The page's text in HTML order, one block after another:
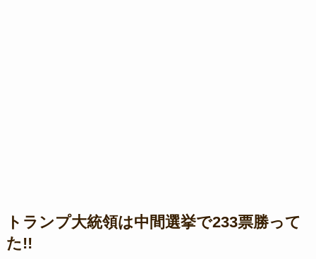
トランプ大統領は中間選挙で233票勝って
た!!